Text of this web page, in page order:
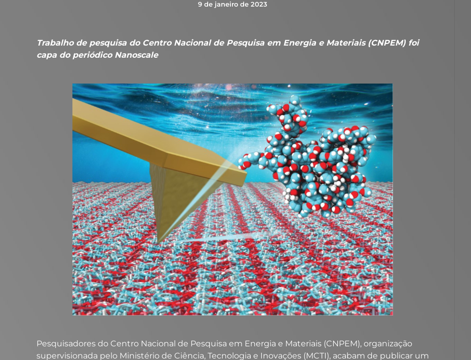
9 de janeiro de 2023
Trabalho de pesquisa do Centro Nacional de Pesquisa em Energia e Materiais (CNPEM) foi
capa do periódico Nanoscale
Pesquisadores do Centro Nacional de Pesquisa em Energia e Materiais (CNPEM), organização
supervisionada pelo Ministério de Ciência, Tecnologia e Inovações (MCTI), acabam de publicar um